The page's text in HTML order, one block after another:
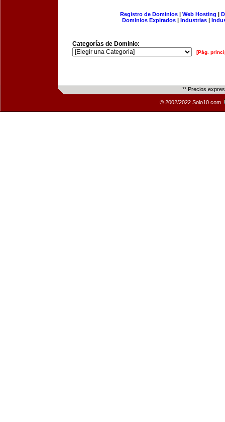
Registro de Dominios| Web Hosting |
Dominios Expirados | Industrias |
Categorías de Dominio:
[Pág.
** Precios
© 2002/2022 Solo10.com